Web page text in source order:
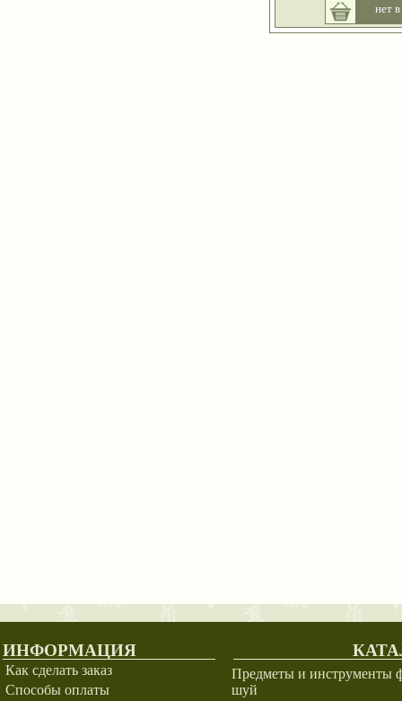
нет
ИНФОРМАЦИЯ
Как сделать заказ
Способы оплаты
Предметы и инструменты
шуй